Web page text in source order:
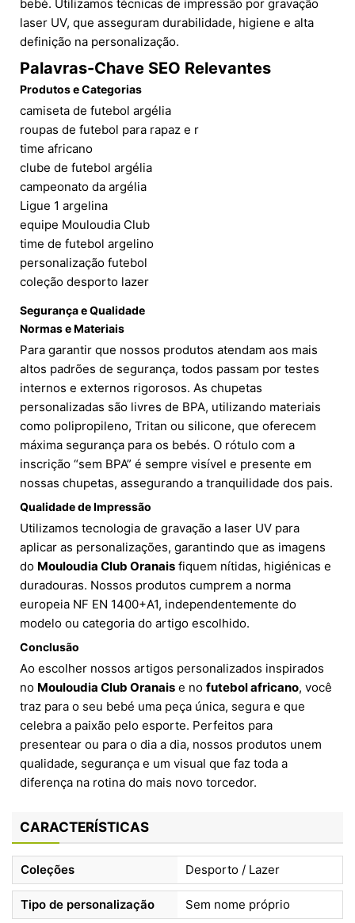
bebé. Utilizamos técnicas de impressão por gravação
laser UV, que asseguram durabilidade, higiene e alta
definição na personalização.
Palavras-Chave SEO Relevantes
Produtos e Categorias
camiseta de futebol argélia
roupas de futebol para rapaz e r
time africano
clube de futebol argélia
campeonato da argélia
Ligue 1 argelina
equipe Mouloudia Club
time de futebol argelino
personalização futebol
coleção desporto lazer
Segurança e Qualidade
Normas e Materiais
Para garantir que nossos produtos atendam aos mais
altos padrões de segurança, todos passam por testes
internos e externos rigorosos. As chupetas
personalizadas são livres de BPA, utilizando materiais
como polipropileno, Tritan ou silicone, que oferecem
máxima segurança para os bebés. O rótulo com a
inscrição “sem BPA” é sempre visível e presente em
nossas chupetas, assegurando a tranquilidade dos pais.
Qualidade de Impressão
Utilizamos tecnologia de gravação a laser UV para
aplicar as personalizações, garantindo que as imagens
do Mouloudia Club Oranais fiquem nítidas, higiénicas e
duradouras. Nossos produtos cumprem a norma
europeia NF EN 1400+A1, independentemente do
modelo ou categoria do artigo escolhido.
Conclusão
Ao escolher nossos artigos personalizados inspirados
no Mouloudia Club Oranais e no futebol africano, você
traz para o seu bebé uma peça única, segura e que
celebra a paixão pelo esporte. Perfeitos para
presentear ou para o dia a dia, nossos produtos unem
qualidade, segurança e um visual que faz toda a
diferença na rotina do mais novo torcedor.
CARACTERÍSTICAS
Coleções Desporto / Lazer
Tipo de personalização Sem nome próprio